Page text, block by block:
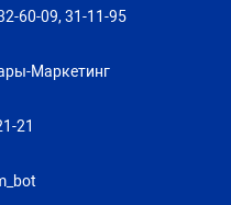
60-09, 31-11-95
Маркетинг
21